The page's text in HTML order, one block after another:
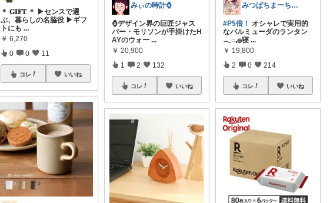
＊ 𝐆𝐈𝐅𝐓 ＊ ▶センスで選
ぶ、暮らしの名脇役 ▶ギフ
トにも ...
￥ 6,270
0 0 11
コレ いいね
みぃの時計⌚
⌚デザイン界の巨匠ジャス
パー・モリソンが手掛けたH
AYのウォー ...
￥ 20,900
1 2 132
コレ いいね
みつばちまーちᵀᴴᴬᴺᴷ ᵞᴼᵁ ◡̈*
#P5倍！ オシャレで実用的
なバルミューダのランタン
𓂃◌𓈒𓐍寝 ...
￥ 19,800
2 0 214
コレ いいね